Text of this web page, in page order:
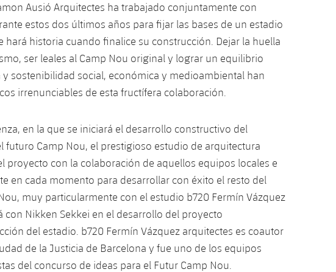
Ausió Arquitectes ha trabajado conjuntamente con
estos dos últimos años para fijar las bases de un estadio
hará historia cuando finalice su construcción. Dejar la huella
ser leales al Camp Nou original y lograr un equilibrio
sostenibilidad social, económica y medioambiental han
irrenunciables de esta fructífera colaboración.
en la que se iniciará el desarrollo constructivo del
futuro Camp Nou, el prestigioso estudio de arquitectura
proyecto con la colaboración de aquellos equipos locales e
en cada momento para desarrollar con éxito el resto del
muy particularmente con el estudio b720 Fermín Vázquez
con Nikken Sekkei en el desarrollo del proyecto
del estadio. b720 Fermín Vázquez arquitectes es coautor
de la Justicia de Barcelona y fue uno de los equipos
del concurso de ideas para el Futur Camp Nou.